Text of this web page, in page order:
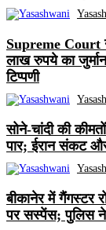
Supreme Court
लाख रुपये का
टिप्पणी
सोने-चांदी की
पार; ईरान संकट
बीकानेर में गैंगस्टर
पर सस्पेंस; पुलिस ने